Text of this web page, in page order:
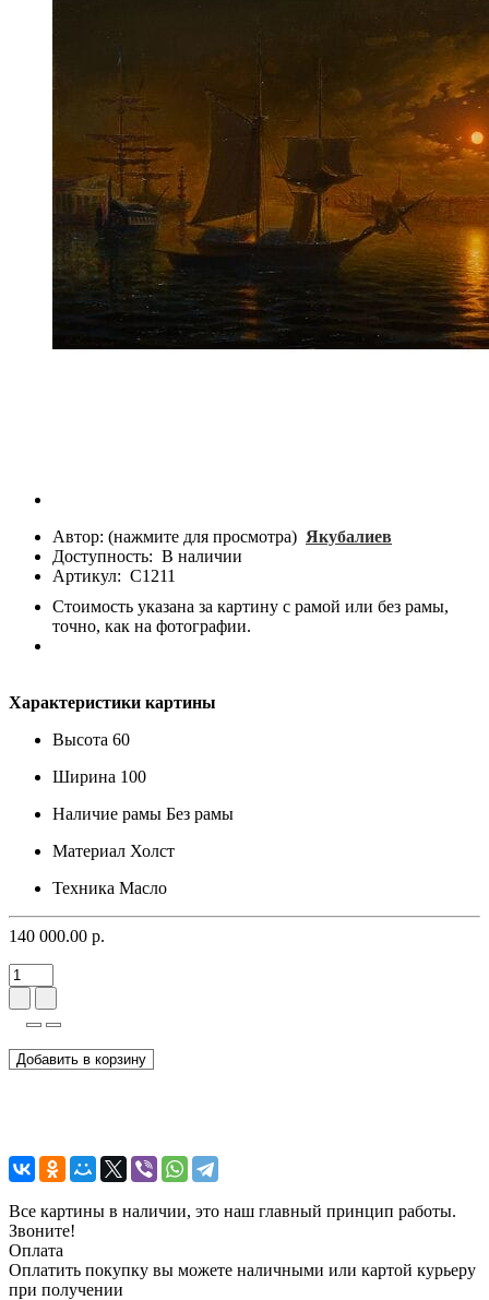
Автор: (нажмите для просмотра) Якубалиев
Доступность: В наличии
Артикул: С1211
Стоимость указана за картину с рамой или без рамы,
точно, как на фотографии.
Характеристики картины
Высота 60
Ширина 100
Наличие рамы Без рамы
Материал Холст
Техника Масло
140 000.00 р.
Добавить в корзину
Все картины в наличии, это наш главный принцип работы.
Звоните!
Оплата
Оплатить покупку вы можете наличными или картой курьеру
при получении